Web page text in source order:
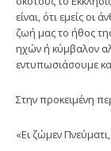
είναι, ότι εμείς οι
ζωή μας το ήθος
ηχών ή κύμβαλον
εντυπωσιάσουμε
Στην προκειμένη
«Ει ζώμεν